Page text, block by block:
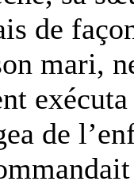
de
mari,
de